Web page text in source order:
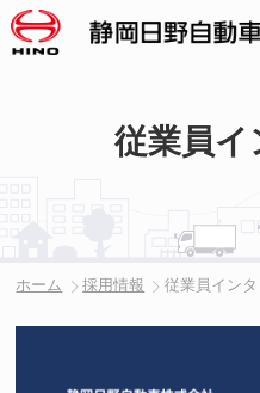
従業員
ホーム 採用情報 従業員イン